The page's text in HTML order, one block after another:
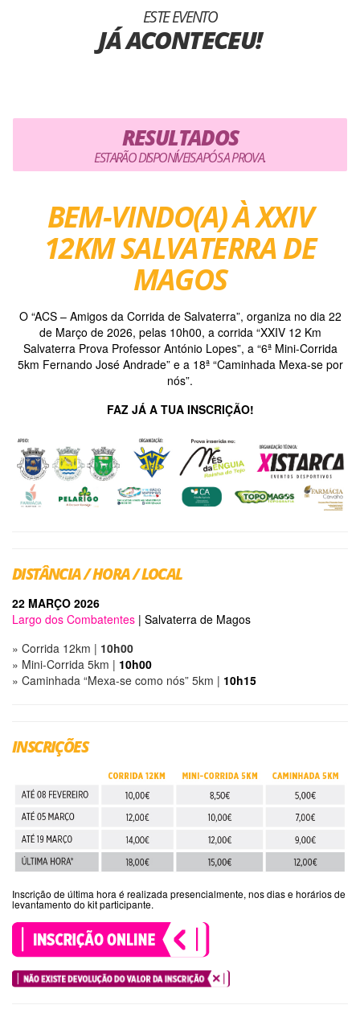
ESTE EVENTO
JÁ ACONTECEU!
RESULTADOS
ESTARÃO DISPONÍVEIS APÓS A PROVA.
BEM-VINDO(A) À XXIV
12KM SALVATERRA DE
MAGOS
O “ACS – Amigos da Corrida de Salvaterra”, organiza no dia 22
de Março de 2026, pelas 10h00, a corrida “XXIV 12 Km
Salvaterra Prova Professor António Lopes”, a “6ª Mini-Corrida
5km Fernando José Andrade” e a 18ª “Caminhada Mexa-se por
nós”.
FAZ JÁ A TUA INSCRIÇÃO!
DISTÂNCIA / HORA / LOCAL
22 MARÇO 2026
Largo dos Combatentes | Salvaterra de Magos
» Corrida 12km | 10h00
» Mini-Corrida 5km | 10h00
» Caminhada “Mexa-se como nós” 5km | 10h15
INSCRIÇÕES
Inscrição de última hora é realizada presencialmente, nos dias e horários de
levantamento do kit participante.